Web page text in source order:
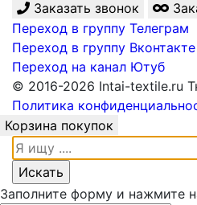
Заказать звонок
Переход в группу Телеграм
Переход в группу Вконтакте
Переход на канал Ютуб
© 2016-2026 Intai-textile.ru
Политика
Корзина покупок
Заполните форму и нажмите